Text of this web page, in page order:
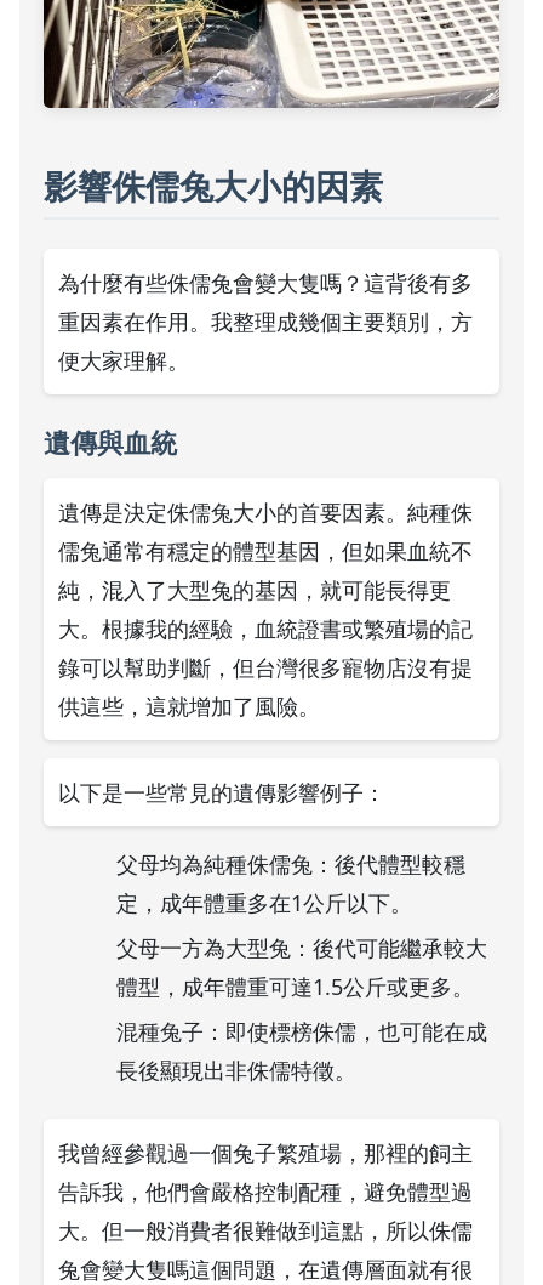
影響侏儒兔大小的因素
為什麼有些侏儒兔會變大隻嗎？這背後有多
重因素在作用。我整理成幾個主要類別，方
便大家理解。
遺傳與血統
遺傳是決定侏儒兔大小的首要因素。純種侏
儒兔通常有穩定的體型基因，但如果血統不
純，混入了大型兔的基因，就可能長得更
大。根據我的經驗，血統證書或繁殖場的記
錄可以幫助判斷，但台灣很多寵物店沒有提
供這些，這就增加了風險。
以下是一些常見的遺傳影響例子：
父母均為純種侏儒兔：後代體型較穩
定，成年體重多在1公斤以下。
父母一方為大型兔：後代可能繼承較大
體型，成年體重可達1.5公斤或更多。
混種兔子：即使標榜侏儒，也可能在成
長後顯現出非侏儒特徵。
我曾經參觀過一個兔子繁殖場，那裡的飼主
告訴我，他們會嚴格控制配種，避免體型過
大。但一般消費者很難做到這點，所以侏儒
兔會變大隻嗎這個問題，在遺傳層面就有很